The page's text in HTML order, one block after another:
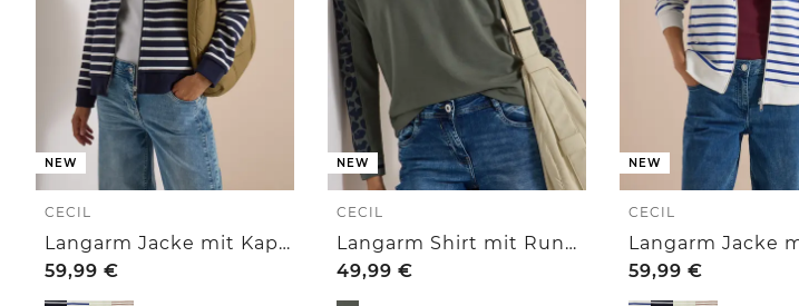
NEW
CECIL
Langarm Jacke mit Kapuze und Struktur
59,99 €
NEW
CECIL
Langarm Shirt mit Rundhals und Leo-Details
49,99 €
NEW
CECIL
59,99 €